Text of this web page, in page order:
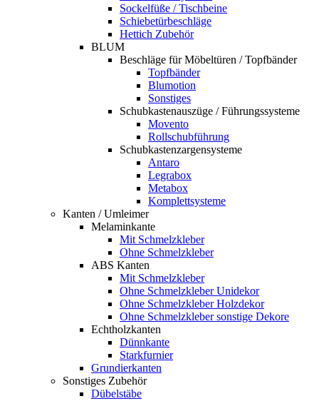
Sockelfüße / Tischbeine
Schiebetürbeschläge
Hettich Zubehör
BLUM
Beschläge für Möbeltüren / Topfbänder
Topfbänder
Blumotion
Sonstiges
Schubkastenauszüge / Führungssysteme
Movento
Rollschubführung
Schubkastenzargensysteme
Antaro
Legrabox
Metabox
Komplettsysteme
Kanten / Umleimer
Melaminkante
Mit Schmelzkleber
Ohne Schmelzkleber
ABS Kanten
Mit Schmelzkleber
Ohne Schmelzkleber Unidekor
Ohne Schmelzkleber Holzdekor
Ohne Schmelzkleber sonstige Dekore
Echtholzkanten
Dünnkante
Starkfurnier
Grundierkanten
Sonstiges Zubehör
Dübelstäbe